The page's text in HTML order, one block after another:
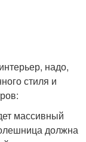
надо,
стиля и
массивный
должна